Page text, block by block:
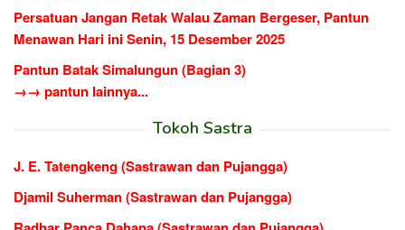
Persatuan Jangan Retak Walau Zaman Bergeser, Pantun
Menawan Hari ini Senin, 15 Desember 2025
Pantun Batak Simalungun (Bagian 3)
→→ pantun lainnya...
Tokoh Sastra
J. E. Tatengkeng (Sastrawan dan Pujangga)
Djamil Suherman (Sastrawan dan Pujangga)